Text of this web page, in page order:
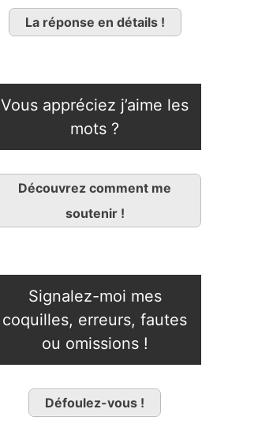
La réponse en détails !
Vous appréciez j’aime les
mots ?
Découvrez comment me
soutenir !
Signalez-moi mes
coquilles, erreurs, fautes
ou omissions !
Défoulez-vous !